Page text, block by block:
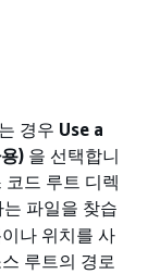
경우 Use a
)을 선택합니
드 루트 디렉
는 파일을 찾습
나 위치를 사
루트의 경로